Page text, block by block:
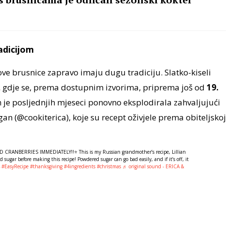
brusnice zapravo imaju dugu tradiciju. Slatko-kiseli
gdje se, prema dostupnim izvorima, priprema još od 19.
je posljednjih mjeseci ponovno eksplodirala zahvaljujući
(@cookiterica), koje su recept oživjele prema obiteljskoj
CRANBERRIES IMMEDIATELY!!⭐️ This is my Russian grandmother’s recipe, Lillian
before making this recipe! Powdered sugar can go bad easily, and if it’s off, it
#EasyRecipe #thanksgiving #4ingredients #christmas ♬ original sound - ERICA &